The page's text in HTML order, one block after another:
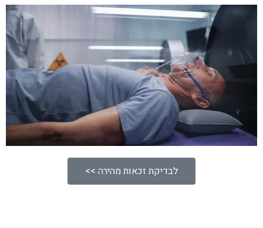
לבדיקת זכאות מהירה >>